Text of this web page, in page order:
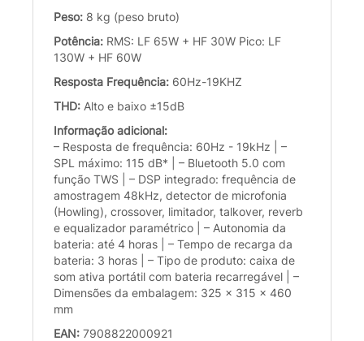
Peso: 8 kg (peso bruto)
Potência: RMS: LF 65W + HF 30W Pico: LF
130W + HF 60W
Resposta Frequência: 60Hz-19KHZ
THD: Alto e baixo ±15dB
Informação adicional:
– Resposta de frequência: 60Hz - 19kHz | –
SPL máximo: 115 dB* | – Bluetooth 5.0 com
função TWS | – DSP integrado: frequência de
amostragem 48kHz, detector de microfonia
(Howling), crossover, limitador, talkover, reverb
e equalizador paramétrico | – Autonomia da
bateria: até 4 horas | – Tempo de recarga da
bateria: 3 horas | – Tipo de produto: caixa de
som ativa portátil com bateria recarregável | –
Dimensões da embalagem: 325 x 315 x 460
mm
EAN: 7908822000921